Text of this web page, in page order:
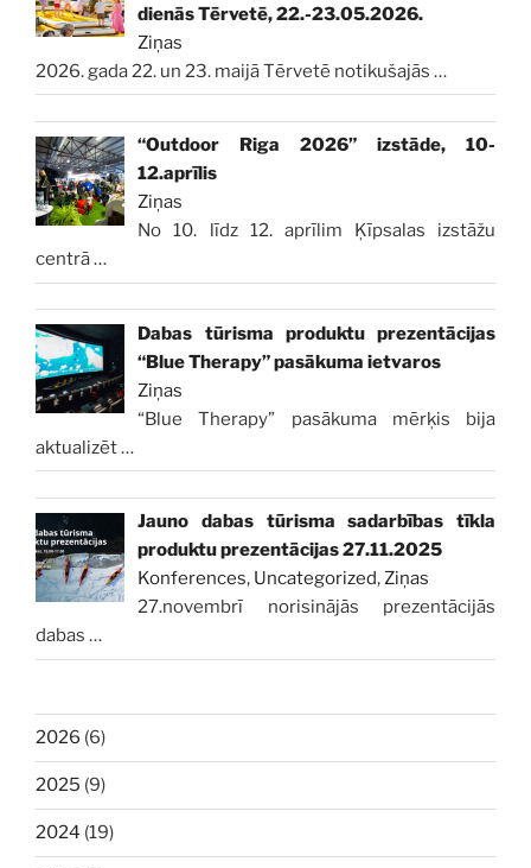
dienās Tērvetē, 22.-23.05.2026.
Ziņas
2026. gada 22. un 23. maijā Tērvetē notikušajās …
“Outdoor Riga 2026” izstāde, 10-
12.aprīlis
Ziņas
No 10. līdz 12. aprīlim Ķīpsalas izstāžu
centrā…
Dabas tūrisma produktu prezentācijas
“Blue Therapy” pasākuma ietvaros
Ziņas
“Blue Therapy” pasākuma mērķis bija
aktualizēt…
Jauno dabas tūrisma sadarbības tīkla
produktu prezentācijas 27.11.2025
Konferences, Uncategorized,Ziņas
27.novembrī norisinājās prezentācijās
dabas …
2026 (6)
2025 (9)
2024 (19)